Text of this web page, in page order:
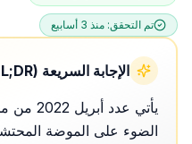
تم التحقق: منذ 3 أسابيع
الإجابة السريعة (TL;DR)
يأتي
الضوء على الموضة